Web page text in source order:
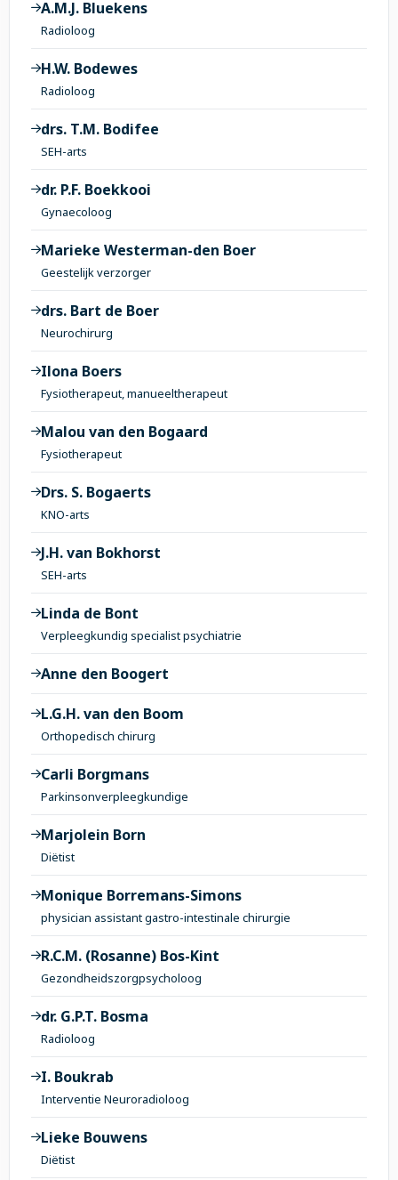
A.M.J. Bluekens
Radioloog
H.W. Bodewes
Radioloog
drs. T.M. Bodifee
SEH-arts
dr. P.F. Boekkooi
Gynaecoloog
Marieke Westerman-den Boer
Geestelijk verzorger
drs. Bart de Boer
Neurochirurg
Ilona Boers
Fysiotherapeut, manueeltherapeut
Malou van den Bogaard
Fysiotherapeut
Drs. S. Bogaerts
KNO-arts
J.H. van Bokhorst
SEH-arts
Linda de Bont
Verpleegkundig specialist psychiatrie
Anne den Boogert
L.G.H. van den Boom
Orthopedisch chirurg
Carli Borgmans
Parkinsonverpleegkundige
Marjolein Born
Diëtist
Monique Borremans-Simons
physician assistant gastro-intestinale chirurgie
R.C.M. (Rosanne) Bos-Kint
Gezondheidszorgpsycholoog
dr. G.P.T. Bosma
Radioloog
I. Boukrab
Interventie Neuroradioloog
Lieke Bouwens
Diëtist